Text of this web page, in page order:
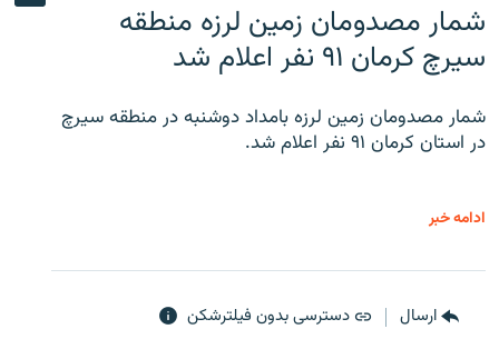
شمار مصدومان زمین لرزه منطقه
سیرچ کرمان ۹۱ نفر اعلام شد
شمار مصدومان زمین لرزه بامداد دوشنبه در منطقه سیرچ
در استان کرمان ۹۱ نفر اعلام شد.
ادامه خبر
ارسال دسترسی بدون فیلترشکن